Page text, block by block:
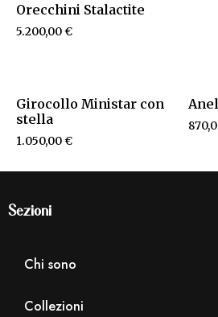
Orecchini Stalactite
5.200,00€
Girocollo Ministar con
stella
1.050,00€
Sezioni
Chi sono
Collezioni